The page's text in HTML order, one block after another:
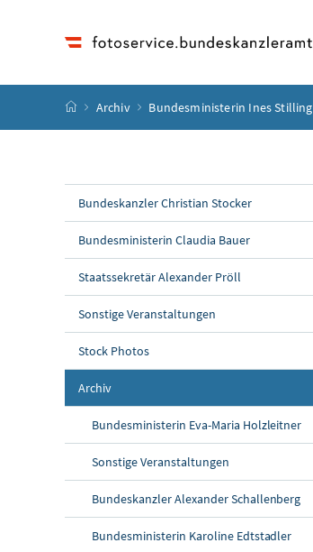
Startseite
Archiv Bundesministerin Ines Stilling
Bundeskanzler Christian Stocker
Bundesministerin Claudia Bauer
Staatssekretär Alexander Pröll
Sonstige Veranstaltungen
Stock Photos
Archiv
Bundesministerin Eva-Maria Holzleitner
Sonstige Veranstaltungen
Bundeskanzler Alexander Schallenberg
Bundesministerin Karoline Edtstadler